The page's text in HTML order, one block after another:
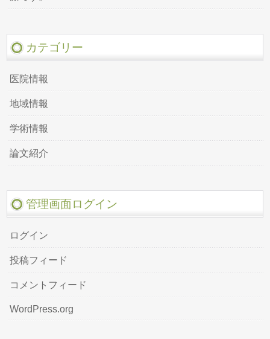
カテゴリー
医院情報
地域情報
学術情報
論文紹介
管理画面ログイン
ログイン
投稿フィード
コメントフィード
WordPress.org